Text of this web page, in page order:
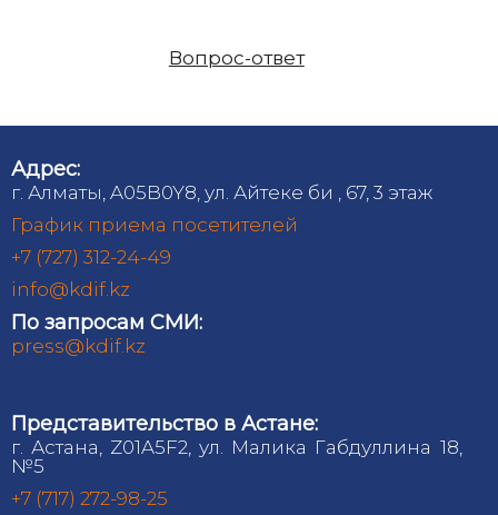
Вопрос-ответ
Адрес:
г. Алматы, A05B0Y8, ул. Айтеке би , 67, 3 этаж
График приема посетителей
+7 (727) 312-24-49
info@kdif.kz
По запросам СМИ:
press@kdif.kz
Представительство в Астане:
г. Астана, Z01A5F2, ул. Малика Габдуллина 18,
№5
+7 (717) 272-98-25